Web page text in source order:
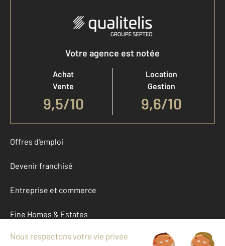
Votre agence est notée
Achat
Vente
9,5/10
Location
Gestion
9,6/10
Offres d'emploi
Devenir franchisé
Entreprise et commerce
Fine Homes & Estates
À propos